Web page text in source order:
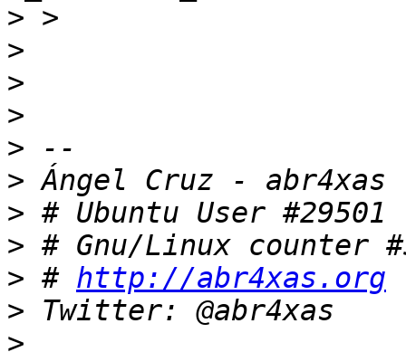
>
>
>
>
>
>
>
>
> # http://abr4xas.org
>
>